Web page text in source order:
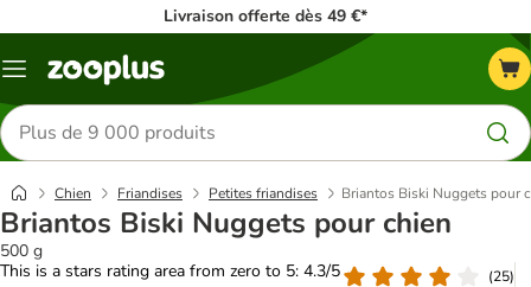
Livraison offerte dès 49 €*
Menu
Rechercher
des
produits
Chien Friandises Petites friandises Briantos Biski Nuggets pour
Briantos Biski Nuggets pour chien
500 g
This is a stars rating area from zero to 5: 4.3/5
(25)